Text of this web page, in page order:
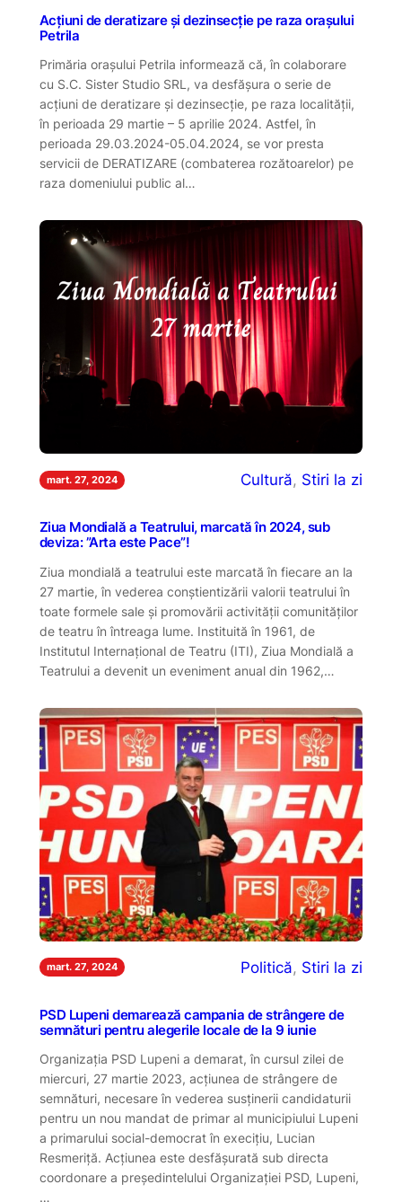
Acțiuni de deratizare și dezinsecție pe raza orașului
Petrila
Primăria orașului Petrila informează că, în colaborare
cu S.C. Sister Studio SRL, va desfășura o serie de
acțiuni de deratizare și dezinsecție, pe raza localității,
în perioada 29 martie – 5 aprilie 2024. Astfel, în
perioada 29.03.2024-05.04.2024, se vor presta
servicii de DERATIZARE (combaterea rozătoarelor) pe
raza domeniului public al…
mart. 27, 2024 Cultură, Stiri la zi
Ziua Mondială a Teatrului, marcată în 2024, sub
deviza: ”Arta este Pace”!
Ziua mondială a teatrului este marcată în fiecare an la
27 martie, în vederea conştientizării valorii teatrului în
toate formele sale şi promovării activităţii comunităţilor
de teatru în întreaga lume. Instituită în 1961, de
Institutul Internaţional de Teatru (ITI), Ziua Mondială a
Teatrului a devenit un eveniment anual din 1962,…
mart. 27, 2024 Politică, Stiri la zi
PSD Lupeni demarează campania de strângere de
semnături pentru alegerile locale de la 9 iunie
Organizația PSD Lupeni a demarat, în cursul zilei de
miercuri, 27 martie 2023, acțiunea de strângere de
semnături, necesare în vederea susținerii candidaturii
pentru un nou mandat de primar al municipiului Lupeni
a primarului social-democrat în execițiu, Lucian
Resmeriță. Acțiunea este desfășurată sub directa
coordonare a președintelului Organizației PSD, Lupeni,
…